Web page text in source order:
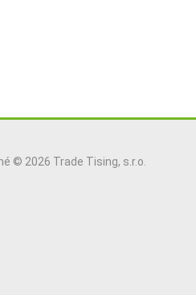
© 2026 Trade Tising, s.r.o.